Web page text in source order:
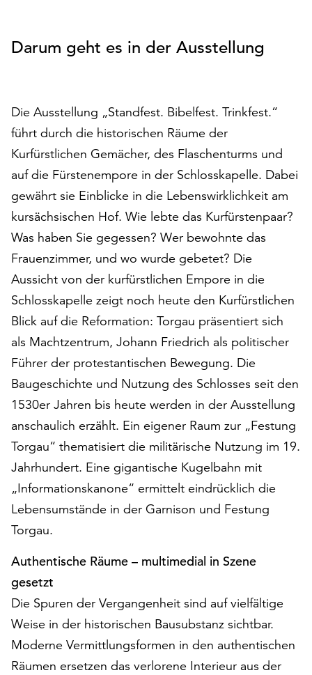
akzeptieren“,
zu
akzeptieren.
Sie
können
Ihr
Einverständnis
jederzeit
ändern
und
widerrufen.
Dafür
steht
Ihnen
am
Ende
der
Seite
die
Schaltfläche
Einstellungen“
zur
Verfügung.
Funktionale
Cookies
werden
auch
Ihr
Einverständnis
weiterhin
ausgeführt.
Möchten
Sie
die
Darum geht es in der Ausstellung
Die Ausstellung „Standfest. Bibelfest. Trinkfest.“
führt durch die historischen Räume der
Kurfürstlichen Gemächer, des Flaschenturms und
auf die Fürstenempore in der Schlosskapelle. Dabei
gewährt sie Einblicke in die Lebenswirklichkeit am
kursächsischen Hof. Wie lebte das Kurfürstenpaar?
Was haben Sie gegessen? Wer bewohnte das
Frauenzimmer, und wo wurde gebetet? Die
Aussicht von der kurfürstlichen Empore in die
Schlosskapelle zeigt noch heute den Kurfürstlichen
Blick auf die Reformation: Torgau präsentiert sich
als Machtzentrum, Johann Friedrich als politischer
Führer der protestantischen Bewegung. Die
Baugeschichte und Nutzung des Schlosses seit den
1530er Jahren bis heute werden in der Ausstellung
anschaulich erzählt. Ein eigener Raum zur „Festung
Torgau“ thematisiert die militärische Nutzung im 19.
Jahrhundert. Eine gigantische Kugelbahn mit
„Informationskanone“ ermittelt eindrücklich die
Lebensumstände in der Garnison und Festung
Torgau.
Authentische Räume – multimedial in Szene
gesetzt
Die Spuren der Vergangenheit sind auf vielfältige
Weise in der historischen Bausubstanz sichtbar.
Moderne Vermittlungsformen in den authentischen
Räumen ersetzen das verlorene Interieur aus der